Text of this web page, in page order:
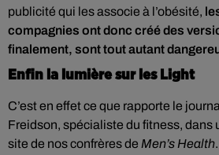
publicité qui les associe à l’obésité,
compagnies ont donc créé des
finalement, sont tout autant
Enfin la lumière sur les Light
C’est en effet ce que rapporte le
Freidson, spécialiste du fitness, dans
site de nos confrères de Men’s Health